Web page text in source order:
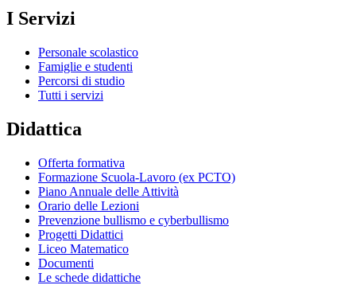
I Servizi
Personale scolastico
Famiglie e studenti
Percorsi di studio
Tutti i servizi
Didattica
Offerta formativa
Formazione Scuola-Lavoro (ex PCTO)
Piano Annuale delle Attività
Orario delle Lezioni
Prevenzione bullismo e cyberbullismo
Progetti Didattici
Liceo Matematico
Documenti
Le schede didattiche